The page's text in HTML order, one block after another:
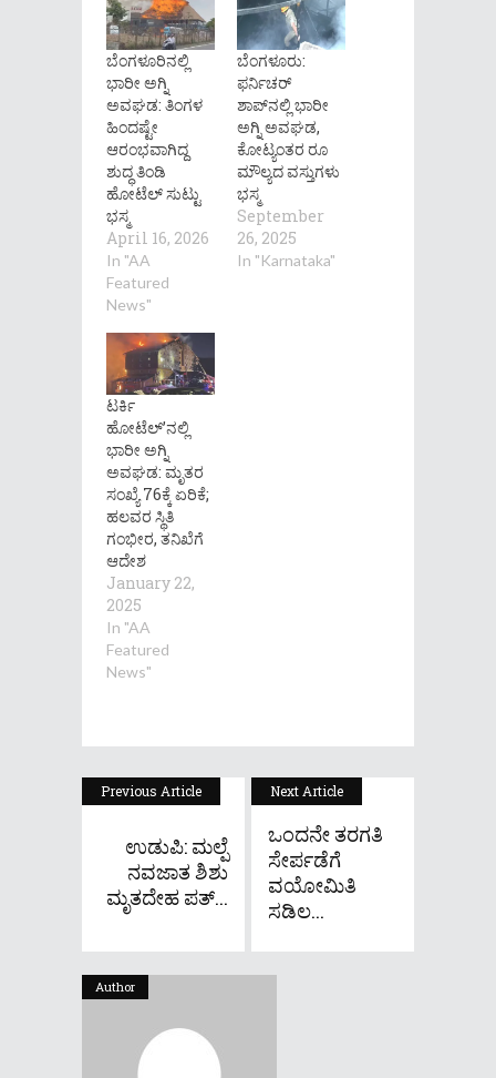
ಬೆಂಗಳೂರಿನಲ್ಲಿ
ಭಾರೀ ಅಗ್ನಿ
ಅವಘಡ: ತಿಂಗಳ
ಹಿಂದಷ್ಟೇ
ಆರಂಭವಾಗಿದ್ದ
ಶುದ್ಧ ತಿಂಡಿ
ಹೋಟೆಲ್ ಸುಟ್ಟು
ಭಸ್ಮ
April 16, 2026
In "AA
Featured
News"
ಬೆಂಗಳೂರು:
ಫರ್ನಿಚರ್
ಶಾಪ್‍ನಲ್ಲಿ ಭಾರೀ
ಅಗ್ನಿ ಅವಘಡ,
ಕೋಟ್ಯಂತರ ರೂ
ಮೌಲ್ಯದ ವಸ್ತುಗಳು
ಭಸ್ಮ
September
26, 2025
In "Karnataka"
ಟರ್ಕಿ
ಹೋಟೆಲ್’ನಲ್ಲಿ
ಭಾರೀ ಅಗ್ನಿ
ಅವಘಡ: ಮೃತರ
ಸಂಖ್ಯೆ 76ಕ್ಕೆ ಏರಿಕೆ;
ಹಲವರ ಸ್ಥಿತಿ
ಗಂಭೀರ, ತನಿಖೆಗೆ
ಆದೇಶ
January 22,
2025
In "AA
Featured
News"
Previous Article
ಉಡುಪಿ: ಮಲ್ಪೆ
ನವಜಾತ ಶಿಶು
ಮೃತದೇಹ ಪತ್...
Next Article
ಒಂದನೇ ತರಗತಿ
ಸೇರ್ಪಡೆಗೆ
ವಯೋಮಿತಿ
ಸಡಿಲ...
Author